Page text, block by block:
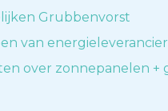
Grubbenvorst
van
over zonnepanelen +